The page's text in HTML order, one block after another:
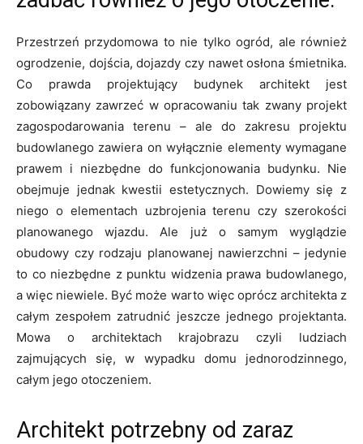
Przestrzeń przydomowa to nie tylko ogród, ale również
ogrodzenie, dojścia, dojazdy czy nawet osłona śmietnika.
Co prawda projektujący budynek architekt jest
zobowiązany zawrzeć w opracowaniu tak zwany projekt
zagospodarowania terenu – ale do zakresu projektu
budowlanego zawiera on wyłącznie elementy wymagane
prawem i niezbędne do funkcjonowania budynku. Nie
obejmuje jednak kwestii estetycznych. Dowiemy się z
niego o elementach uzbrojenia terenu czy szerokości
planowanego wjazdu. Ale już o samym wyglądzie
obudowy czy rodzaju planowanej nawierzchni – jedynie
to co niezbędne z punktu widzenia prawa budowlanego,
a więc niewiele. Być może warto więc oprócz architekta z
całym zespołem zatrudnić jeszcze jednego projektanta.
Mowa o architektach krajobrazu czyli ludziach
zajmujących się, w wypadku domu jednorodzinnego,
całym jego otoczeniem.
Architekt potrzebny od zaraz